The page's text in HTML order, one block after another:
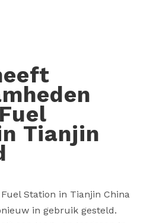
Tianjin
Station in Tianjin China
in gebruik gesteld.